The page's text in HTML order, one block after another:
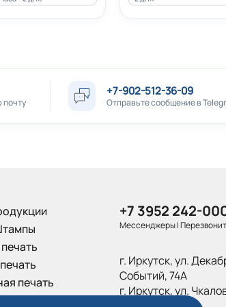
для создания действительно
почту
+7-902-512-36-09
Отправьте сообщение в
печать
+7 3952 242-
Мессенджеры|
г. Иркутск, ул.
Событий, 74А
г. Иркутск, ул.